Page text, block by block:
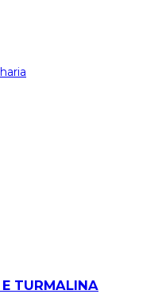
TURMALINA